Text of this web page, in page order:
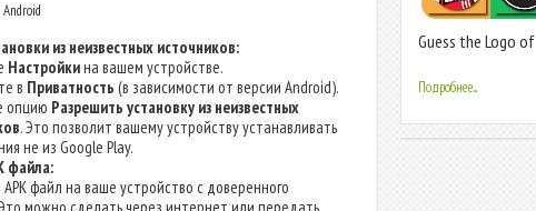
из неизвестных источников:
Настройкина вашем устройстве.
в Приватность (в зависимости от версии Android).
опцию Разрешить установку из неизвестных
. Это позволит вашему устройству устанавливать
не из Google Play.
файла:
файл на ваше устройство с доверенного
Guess the Logo of
Подробнее...